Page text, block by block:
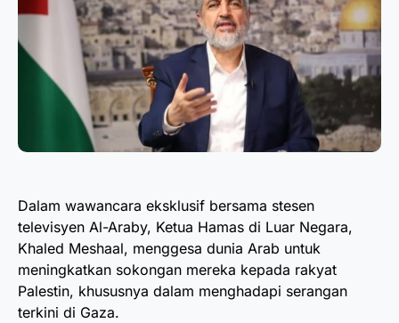
Dalam wawancara eksklusif bersama stesen
televisyen Al-Araby, Ketua Hamas di Luar Negara,
Khaled Meshaal, menggesa dunia Arab untuk
meningkatkan sokongan mereka kepada rakyat
Palestin, khususnya dalam menghadapi serangan
terkini di Gaza.